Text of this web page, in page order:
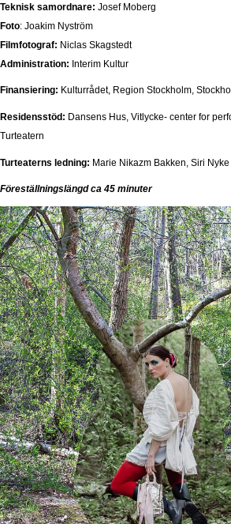
Teknisk samordnare: Josef Moberg
Foto: Joakim Nyström
Filmfotograf: Niclas Skagstedt
Administration: Interim Kultur
Finansiering: Kulturrådet, Region Stockholm,
Residensstöd: Dansens Hus, Vitlycke- center for
Turteatern
Turteaterns ledning: Marie Nikazm Bakken, Siri Nyke
Föreställningslängd ca 45 minuter